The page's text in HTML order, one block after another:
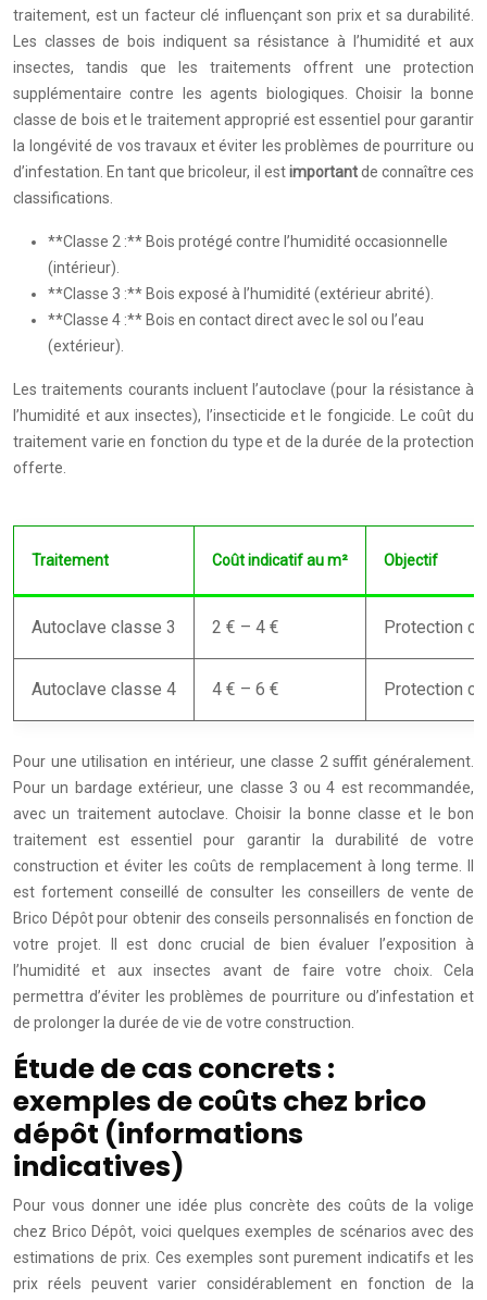
traitement, est un facteur clé influençant son prix et sa durabilité.
Les classes de bois indiquent sa résistance à l’humidité et aux
insectes, tandis que les traitements offrent une protection
supplémentaire contre les agents biologiques. Choisir la bonne
classe de bois et le traitement approprié est essentiel pour garantir
la longévité de vos travaux et éviter les problèmes de pourriture ou
d’infestation. En tant que bricoleur, il estimportantde connaître ces
classifications.
**Classe 2 :** Bois protégé contre l’humidité occasionnelle
(intérieur).
**Classe 3 :** Bois exposé à l’humidité (extérieur abrité).
**Classe 4 :** Bois en contact direct avec le sol ou l’eau
(extérieur).
Les traitements courants incluent l’autoclave (pour la résistance à
l’humidité et aux insectes), l’insecticide et le fongicide. Le coût du
traitement varie en fonction du type et de la durée de la protection
offerte.
Traitement Coût indicatif au m² Objectif
Autoclave classe 3 2 € – 4 € Protection
Autoclave classe 4 4 € – 6 € Protection
Pour une utilisation en intérieur, une classe 2 suffit généralement.
Pour un bardage extérieur, une classe 3 ou 4 est recommandée,
avec un traitement autoclave. Choisir la bonne classe et le bon
traitement est essentiel pour garantir la durabilité de votre
construction et éviter les coûts de remplacement à long terme. Il
est fortement conseillé de consulter les conseillers de vente de
Brico Dépôt pour obtenir des conseils personnalisés en fonction de
votre projet. Il est donc crucial de bien évaluer l’exposition à
l’humidité et aux insectes avant de faire votre choix. Cela
permettra d’éviter les problèmes de pourriture ou d’infestation et
de prolonger la durée de vie de votre construction.
Étude de cas concrets :
exemples de coûts chez brico
dépôt (informations
indicatives)
Pour vous donner une idée plus concrète des coûts de la volige
chez Brico Dépôt, voici quelques exemples de scénarios avec des
estimations de prix. Ces exemples sont purement indicatifs et les
prix réels peuvent varier considérablement en fonction de la